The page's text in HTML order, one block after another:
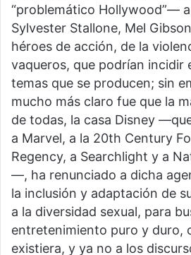
“problemático Hollywood”—
Sylvester Stallone, Mel
héroes de acción, de la
vaqueros, que podrían incidir
temas que se producen; sin
mucho más claro fue que la
de todas, la casa Disney
a Marvel, a la 20th Century
Regency, a Searchlight y a
—, ha renunciado a dicha
la inclusión y adaptación de
a la diversidad sexual, para
entretenimiento puro y duro,
existiera, y ya no a los